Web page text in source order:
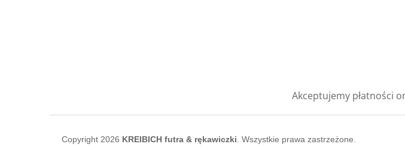
Akceptujemy płatności
Copyright 2026 KREIBICH futra & rękawiczki . Wszystkie prawa zastrzeżone.